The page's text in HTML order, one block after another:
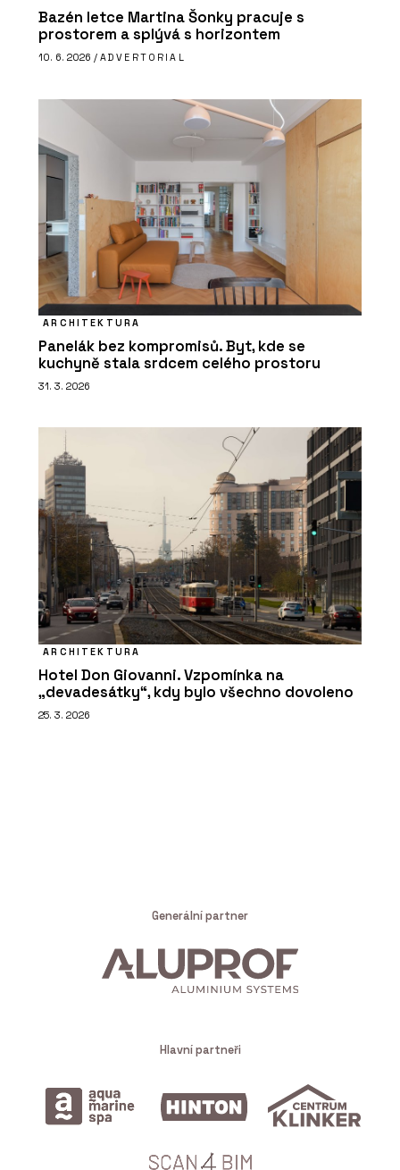
Bazén letce Martina Šonky pracuje s
prostorem a splývá s horizontem
10. 6. 2026 / ADVERTORIAL
ARCHITEKTURA
Panelák bez kompromisů. Byt, kde se
kuchyně stala srdcem celého prostoru
31. 3. 2026
ARCHITEKTURA
Hotel Don Giovanni. Vzpomínka na
„devadesátky“, kdy bylo všechno dovoleno
25. 3. 2026
Generální partner
Hlavní partneři